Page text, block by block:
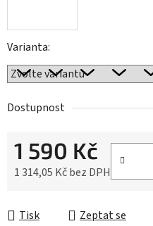
Varianta:
Dostupnost
1 590 Kč
1 314,05 Kč bez DPH
Tisk Zeptat se